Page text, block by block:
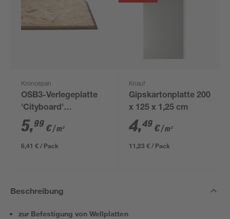
Kronospan
OSB3-Verlegeplatte
'Cityboard'
ungeschliffen 1690 x
634 x 12 mm
5,99 €/ m²
6,41 € / Pack
Knauf
Gipskartonplatte 200
x 125 x 1,25 cm
4,49 €/ m²
11,23 € / Pack
Beschreibung
zur Befestigung von Wellplatten